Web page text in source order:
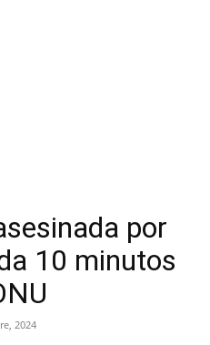
por
10 minutos
2024